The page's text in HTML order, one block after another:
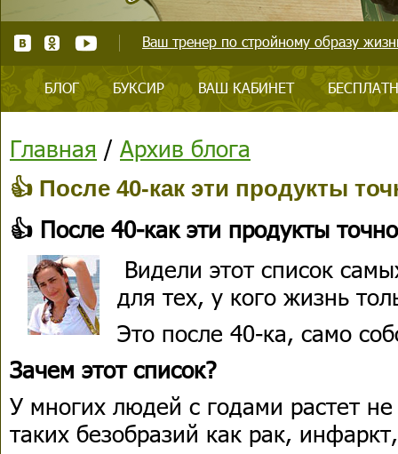
Ваш тренер по стройному образу
БЛОГ БУКСИР ВАШ КАБИНЕТ
Главная / Архив блога
👍 После 40-как эти продукты
👍 После 40-как эти продукты
Видели этот список
для тех, у кого жизнь
Это после 40-ка, само
Зачем этот список?
У многих людей с годами растет
таких безобразий как рак,